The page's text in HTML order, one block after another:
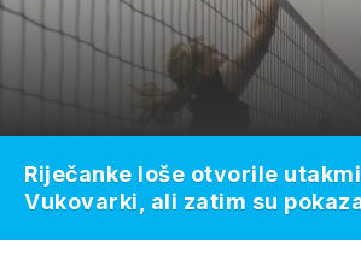
Riječanke loše otvorile
Vukovarki, ali zatim su